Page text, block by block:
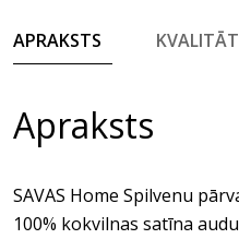
APRAKSTS
Apraksts
SAVAS Home Spilvenu
100% kokvilnas satīna